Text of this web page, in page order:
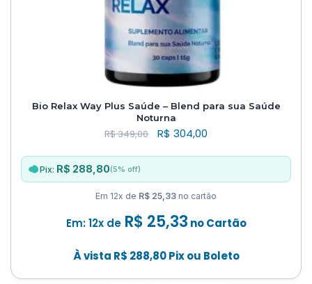
Bio Relax Way Plus Saúde – Blend para sua Saúde
Noturna
R$349,00 R$ 304,00
Pix: R$ 288,80(5% off)
Em 12x de R$ 25,33 no cartão
Em: 12x de R$ 25,33 no Cartão
À vista R$ 288,80 Pix ou Boleto